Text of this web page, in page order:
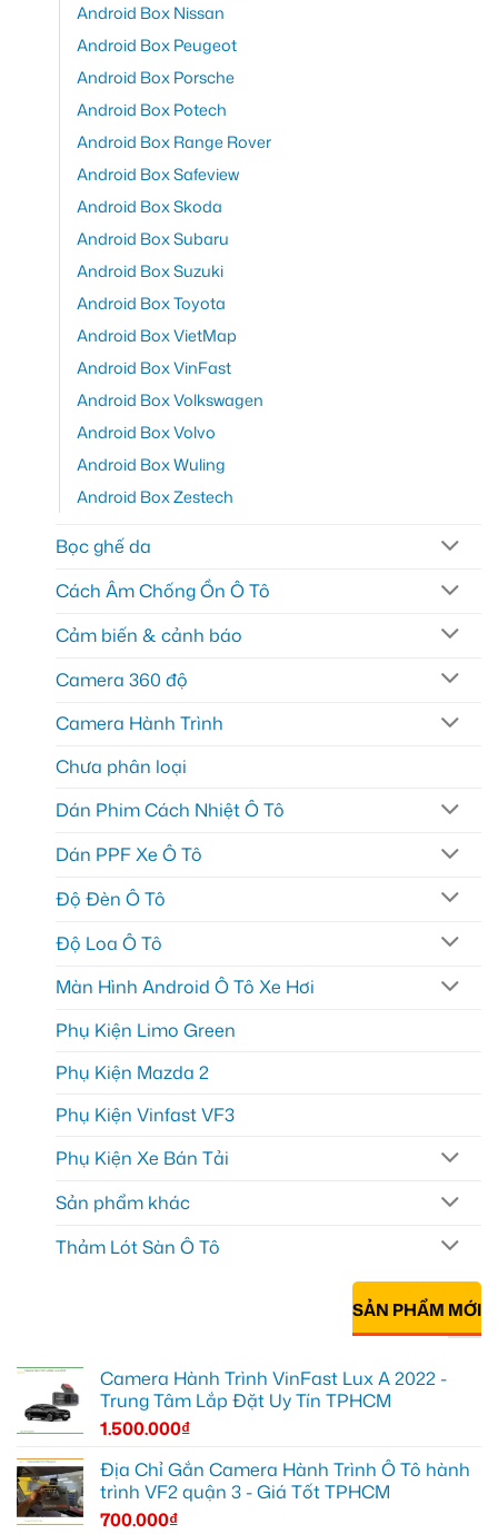
Android Box Nissan
Android Box Peugeot
Android Box Porsche
Android Box Potech
Android Box Range Rover
Android Box Safeview
Android Box Skoda
Android Box Subaru
Android Box Suzuki
Android Box Toyota
Android Box VietMap
Android Box VinFast
Android Box Volkswagen
Android Box Volvo
Android Box Wuling
Android Box Zestech
Bọc ghế da
Cách Âm Chống Ồn Ô Tô
Cảm biến & cảnh báo
Camera 360 độ
Camera Hành Trình
Chưa phân loại
Dán Phim Cách Nhiệt Ô Tô
Dán PPF Xe Ô Tô
Độ Đèn Ô Tô
Độ Loa Ô Tô
Màn Hình Android Ô Tô Xe Hơi
Phụ Kiện Limo Green
Phụ Kiện Mazda 2
Phụ Kiện Vinfast VF3
Phụ Kiện Xe Bán Tải
Sản phẩm khác
Thảm Lót Sàn Ô Tô
SẢN PHẨM MỚI
Camera Hành Trình VinFast Lux A 2022 -
Trung Tâm Lắp Đặt Uy Tín TPHCM
1.500.000₫
Địa Chỉ Gắn Camera Hành Trình Ô Tô hành
trình VF2 quận 3 - Giá Tốt TPHCM
700.000₫